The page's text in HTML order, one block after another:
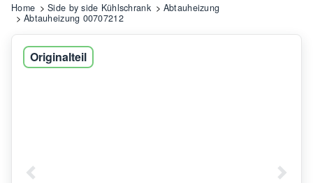
Home Side by side Kühlschrank
Abtauheizung
Abtauheizung 00707212
Originalteil